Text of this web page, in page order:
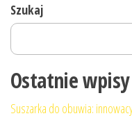
Szukaj
Ostatnie wpisy
Suszarka do obuwia: